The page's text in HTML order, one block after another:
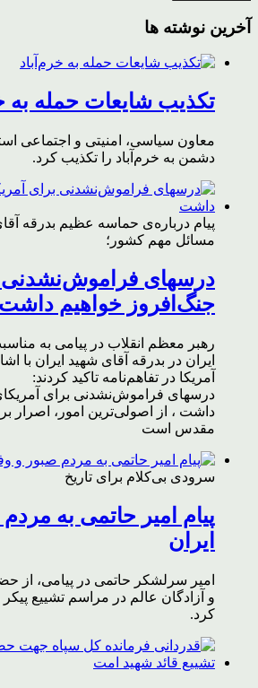
آخرین نوشته ها
تکذیب شایعات حمله به
معاون سیاسی، امنیتی و اجتماعی
دشمن به خرم‌آباد را تکذیب کرد.
پیام درباره‌ی حماسه عظیم بدرقه
مسائل مهم کشور؛
درسهای فراموش‌نشدنی
جنگ‌افروز خواهیم داشت
رهبر معظم انقلاب در پیامی به
ایران در بدرقه آقای شهید ایران با
آمریکا در تفاهم‌نامه تاکید کردند:
درسهای فراموش‌نشدنی برای
داشت ، از اصولی‌ترین امور، اصرار
مقدس است
سرودی بی‌کلام برای تاریخ
پیام امیر حاتمی به مردم
ایران
امیر سرلشکر حاتمی در پیامی، از
و آزادگان عالم در مراسم تشییع
کرد.